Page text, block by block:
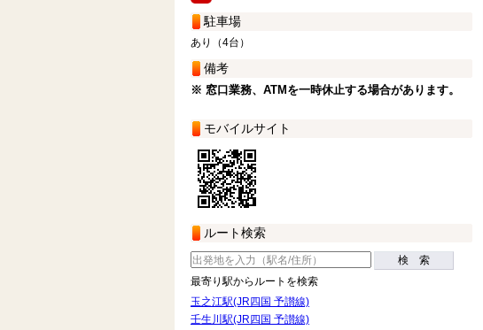
駐車場
あり（4台）
備考
※ 窓口業務、ATMを一時休止する場合があります。
モバイルサイト
ルート検索
検 索
最寄り駅からルートを検索
玉之江駅(JR四国 予讃線)
壬生川駅(JR四国 予讃線)